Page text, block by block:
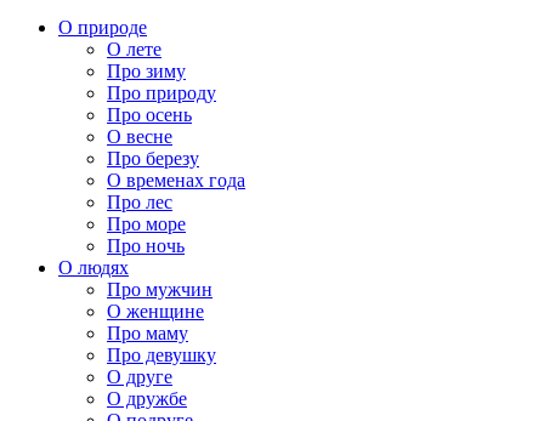
О природе
О лете
Про зиму
Про природу
Про осень
О весне
Про березу
О временах года
Про лес
Про море
Про ночь
О людях
Про мужчин
О женщине
Про маму
Про девушку
О друге
О дружбе